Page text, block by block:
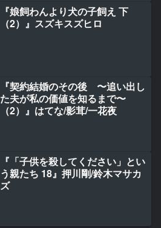
『娘飼わんより犬の子飼え 下
（2）』スズキスズヒロ
『契約結婚のその後 〜追い出し
た夫が私の価値を知るまで〜
（2）』はてな/影茸/一花夜
『「子供を殺してください」とい
う親たち 18』押川剛/鈴木マサカ
ズ